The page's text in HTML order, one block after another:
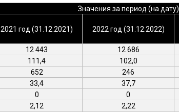
Значения за период (на дату)
2021 год (31.12.2021) 2022 год (31.12.2022)
12 443 12 686
111,4 102,0
652 246
33,4 37,7
0 0
2,12 2,22